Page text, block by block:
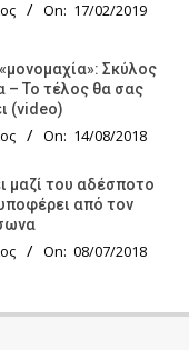
On: 17/02/2019
Σκύλος
– Το τέλος θα σας
(video)
On: 14/08/2018
μαζί του αδέσποτο
από τον
On: 08/07/2018